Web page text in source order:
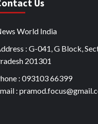
Us
World India
: G-041, G Block,
201301
: 093103 66399
: